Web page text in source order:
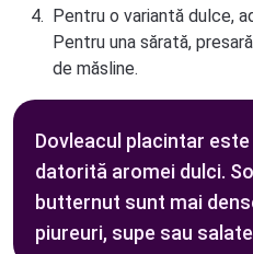
Pentru o variantă dulce,
Pentru una sărată,
de măsline.
Dovleacul placintar
datorită aromei dulci.
butternut sunt mai
piureuri, supe sau